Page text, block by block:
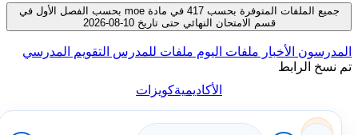
جميع الملفات المتوفرة بحسب 417 في مادة moe بحسب الفصل الأول في
قسم الامتحان النهائي حتى تاريخ 10-08-2026
المدرسون الأخبار ملفات اليوم ملفات للمدرس التقويم المدرسي
تم نسخ الرابط
الأكاديميةكويزات